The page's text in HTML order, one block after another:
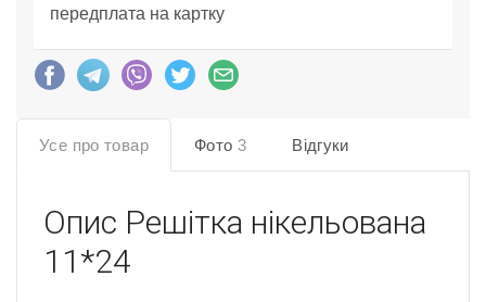
передплата на картку
Усе про товар Фото 3 Відгуки
Опис Решітка нікельована
11*24